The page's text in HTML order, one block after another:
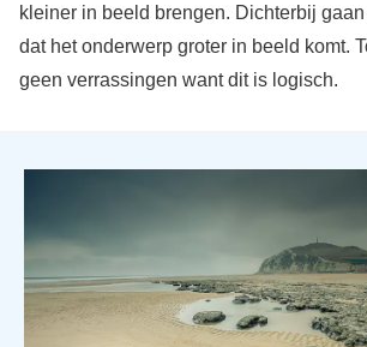
kleiner in beeld brengen. Dichterbij
dat het onderwerp groter in beeld komt.
geen verrassingen want dit is logisch.